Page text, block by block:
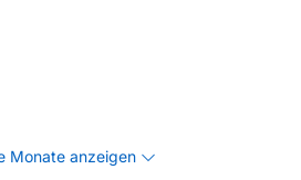
Monate anzeigen